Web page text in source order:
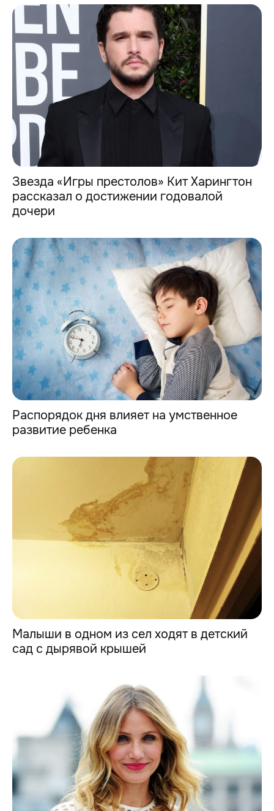
Звезда «Игры престолов» Кит Харингтон
рассказал о достижении годовалой
дочери
Распорядок дня влияет на умственное
развитие ребенка
Малыши в одном из сел ходят в детский
сад с дырявой крышей